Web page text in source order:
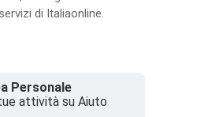
di Italiaonline.